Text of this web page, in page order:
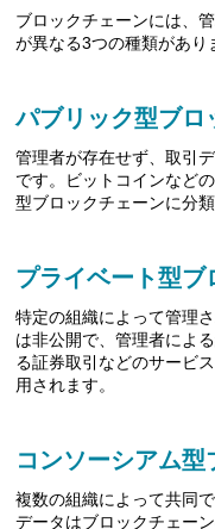
ブロックチェーンには、
が異なる3つの種類があり
パブリック型ブロ
管理者が存在せず、取引
です。ビットコインなど
型ブロックチェーンに分類
プライベート型ブ
特定の組織によって管理
は非公開で、管理者によ
る証券取引などのサービ
用されます。
コンソーシアム
複数の組織によって共同
データはブロックチェー